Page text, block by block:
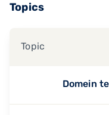
Topics
Topic
Domein